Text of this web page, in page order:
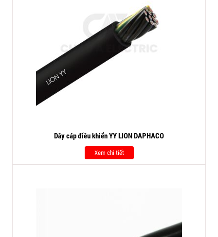
Dây cáp điều khiển YY LION DAPHACO
Xem chi tiết